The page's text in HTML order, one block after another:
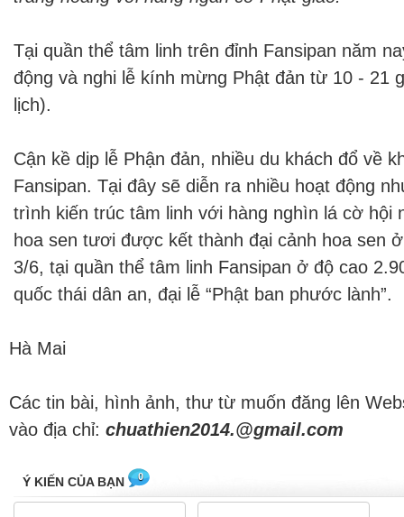
Tại quần thể tâm linh trên đỉnh Fansipan năm
động và nghi lễ kính mừng Phật đản từ 10 - 21
lịch).
Cận kề dịp lễ Phận đản, nhiều du khách đổ về
Fansipan. Tại đây sẽ diễn ra nhiều hoạt động
trình kiến trúc tâm linh với hàng nghìn lá cờ hội
hoa sen tươi được kết thành đại cảnh hoa sen
3/6, tại quần thể tâm linh Fansipan ở độ cao
quốc thái dân an, đại lễ “Phật ban phước lành”.
Hà Mai
Các tin bài, hình ảnh, thư từ muốn đăng lên
vào địa chỉ: chuathien2014.@gmail.com
Ý KIẾN CỦA BẠN 0